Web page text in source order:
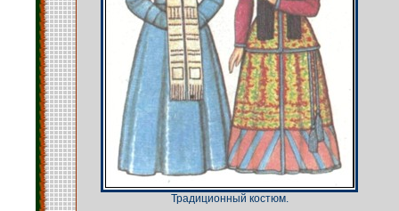
Традиционный костюм.